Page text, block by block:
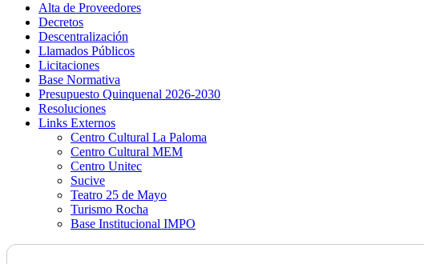
Alta de Proveedores
Decretos
Descentralización
Llamados Públicos
Licitaciones
Base Normativa
Presupuesto Quinquenal 2026-2030
Resoluciones
Links Externos
Centro Cultural La Paloma
Centro Cultural MEM
Centro Unitec
Sucive
Teatro 25 de Mayo
Turismo Rocha
Base Institucional IMPO